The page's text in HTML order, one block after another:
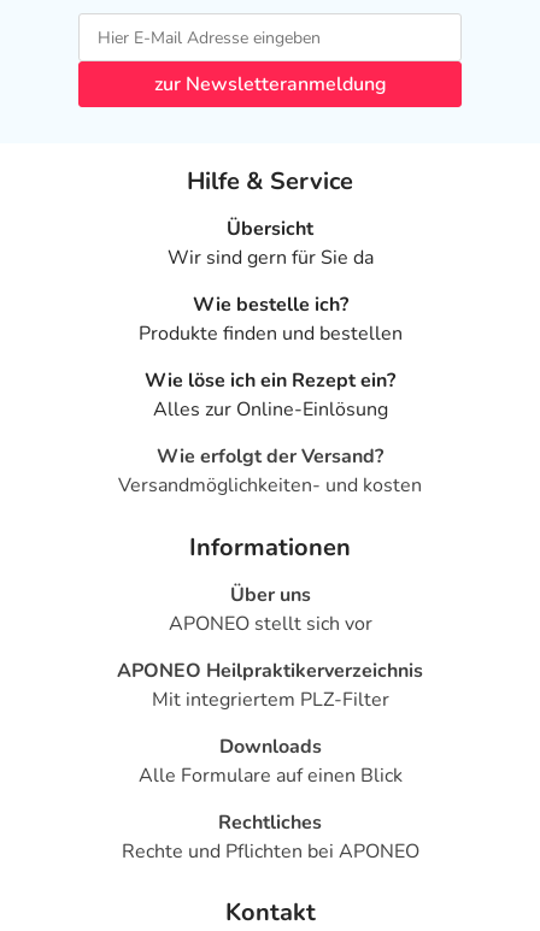
zur Newsletteranmeldung
Hilfe & Service
Übersicht
Wir sind gern für Sie da
Wie bestelle ich?
Produkte finden und bestellen
Wie löse ich ein Rezept ein?
Alles zur Online-Einlösung
Wie erfolgt der Versand?
Versandmöglichkeiten- und kosten
Informationen
Über uns
APONEO stellt sich vor
APONEO Heilpraktikerverzeichnis
Mit integriertem PLZ-Filter
Downloads
Alle Formulare auf einen Blick
Rechtliches
Rechte und Pflichten bei APONEO
Kontakt